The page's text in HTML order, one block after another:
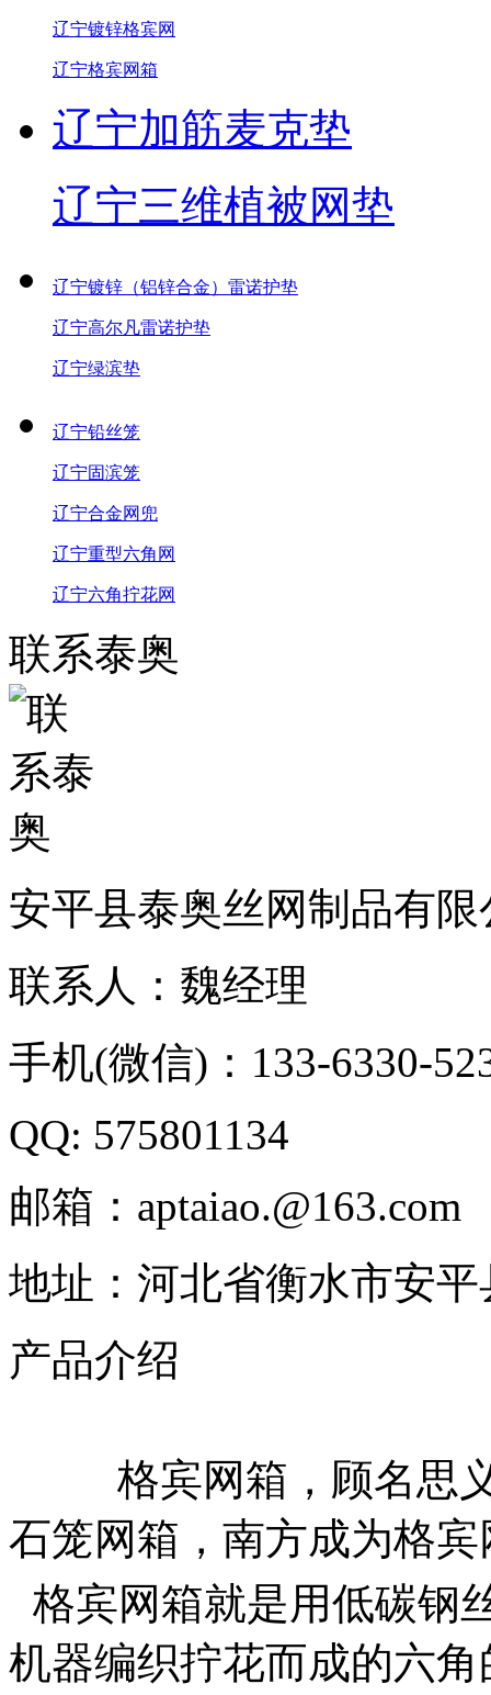
辽宁镀锌格宾网
辽宁格宾网箱
辽宁加筋麦克垫
辽宁三维植被网垫
辽宁镀锌（铝锌合金）雷诺护垫
辽宁高尔凡雷诺护垫
辽宁绿滨垫
辽宁铅丝笼
辽宁固滨笼
辽宁合金网兜
辽宁重型六角网
辽宁六角拧花网
联系泰奥
安平县泰奥丝网制品有限
联系人：魏经理
手机(微信)：133-6330-
QQ: 575801134
邮箱：aptaiao.@163.com
地址：河北省衡水市安
产品介绍
格宾网箱，顾名思
石笼网箱，南方成为格
格宾网箱就是用低碳钢
机器编织拧花而成的六